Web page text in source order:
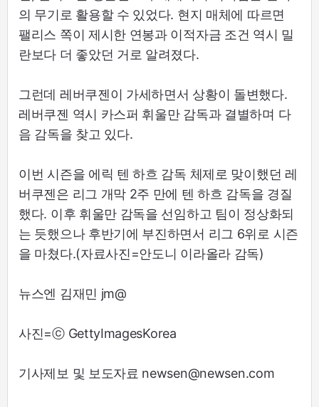
의 무기로 활용할 수 있었다. 현지 매체에 따르면
팰리스 쪽이 제시한 연봉과 이적자금 조건 역시 밀
란보다 더 좋았던 거로 알려졌다.
그런데 레버쿠젠이 가세하면서 상황이 돌변했다.
레버쿠젠 역시 카스퍼 휘울만 감독과 결별하며 다
음 감독을 찾고 있다.
이번 시즌을 에릭 텐 하흐 감독 체제로 맞이했던 레
버쿠젠은 리그 개막 2주 만에 텐 하흐 감독을 경질
했다. 이후 휘울만 감독을 선임하고 팀이 정상화되
는 듯했으나 후반기에 부진하면서 리그 6위로 시즌
을 마쳤다.(자료사진=안도니 이라올라 감독)
뉴스엔 김재민 jm@
사진=ⓒ GettyImagesKorea
기사제보 및 보도자료 newsen@newsen.com